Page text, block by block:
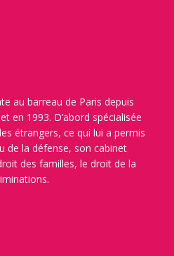
au barreau de Paris depuis
en 1993. D’abord spécialisée
étrangers, ce qui lui a permis
de la défense, son cabinet
des familles, le droit de la